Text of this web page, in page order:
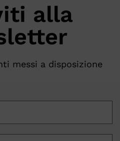
alla
messi a disposizione